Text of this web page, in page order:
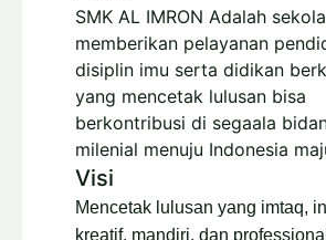
SMK AL IMRON Adalah
memberikan pelayanan
disiplin imu serta didikan
yang mencetak lulusan bisa
berkontribusi di segaala
milenial menuju Indonesia
Visi
Mencetak lulusan yang imtaq,
kreatif, mandiri, dan